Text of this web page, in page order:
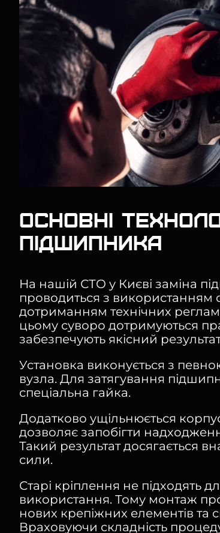
Основні
підшипника
На нашій СТО у Києві заміна
проводиться з використанням
дотриманням технічних
цьому суворо дотримуються
забезпечують якісний
Установка виконується з
вузла. Для затягування
спеціальна гайка.
Додатково ущільнюється
дозволяє запобігти
Такий результат досягається
сили.
Старі кріплення не підходять
використання. Тому монтаж
нових крепіжних елементів та
Враховуючи складність